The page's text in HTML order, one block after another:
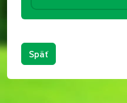
Späť